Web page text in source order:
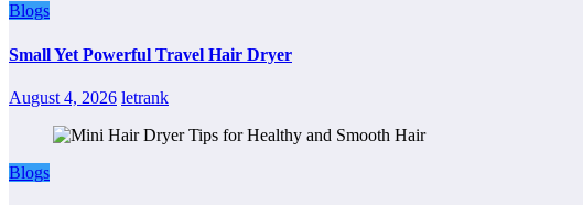
Blogs
Small Yet Powerful Travel Hair Dryer
August 4, 2026 letrank
Blogs